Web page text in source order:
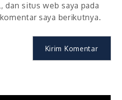
dan situs web saya pada
saya berikutnya.